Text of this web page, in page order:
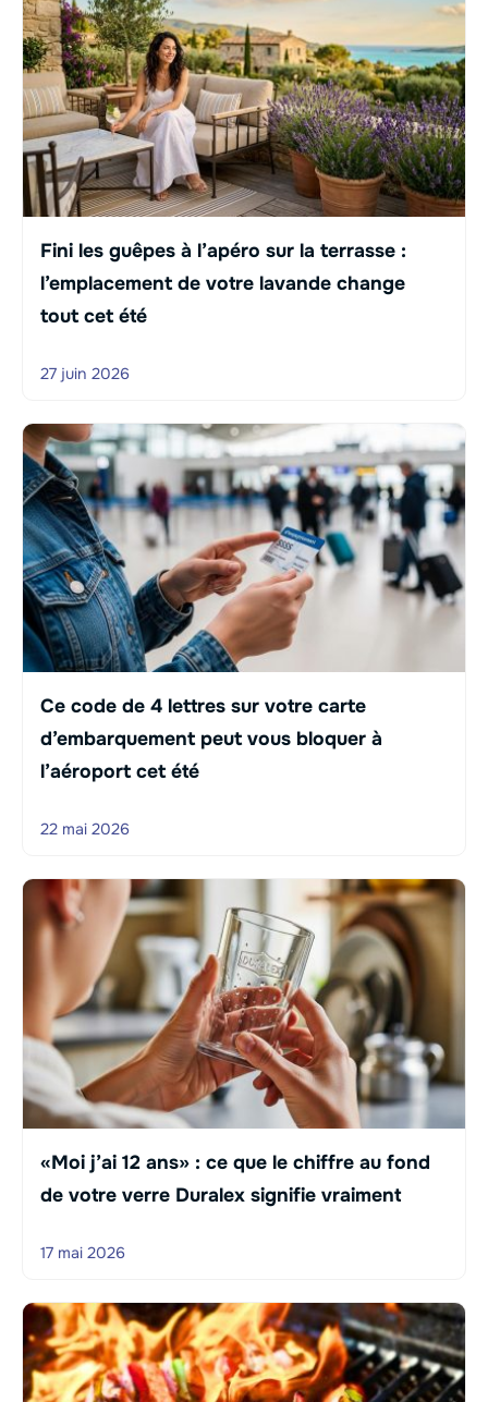
Fini les guêpes à l’apéro sur la terrasse :
l’emplacement de votre lavande change
tout cet été
27 juin 2026
Ce code de 4 lettres sur votre carte
d’embarquement peut vous bloquer à
l’aéroport cet été
22 mai 2026
«Moi j’ai 12 ans» : ce que le chiffre au fond
de votre verre Duralex signifie vraiment
17 mai 2026